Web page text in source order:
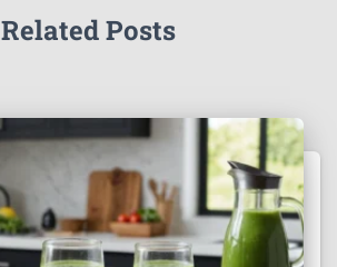
Related Posts